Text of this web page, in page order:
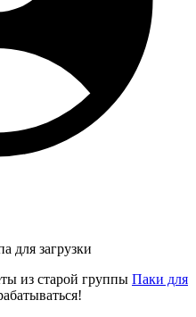
для загрузки
из старой группы Паки для